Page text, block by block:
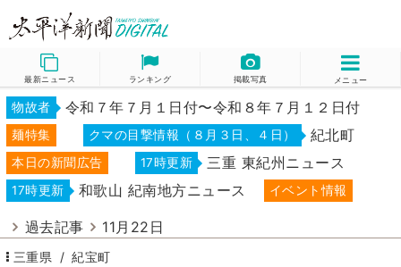
最新ニュース ランキング 掲載写真 メニュー
物故者 令和７年７月１日付〜令和８年７月１２日付
麺特集 クマの目撃情報（８月３日、４日） 紀北町
本日の新聞広告 17時更新 三重 東紀州ニュース
17時更新 和歌山 紀南地方ニュース イベント情報
過去記事 11月22日
三重県 紀宝町